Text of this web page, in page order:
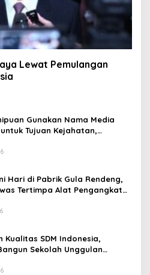
Lewat Pemulangan
Gunakan Nama Media
Tujuan Kejahatan,
Hari di Pabrik Gula Rendeng,
Tertimpa Alat Pengangkat
Kualitas SDM Indonesia,
Sekolah Unggulan
Universitas Terbaik Dunia